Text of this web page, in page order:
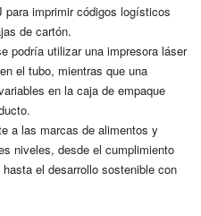
imprimir códigos logísticos
de cartón.
podría utilizar una impresora láser
el tubo, mientras que una
en la caja de empaque
a las marcas de alimentos y
niveles, desde el cumplimiento
el desarrollo sostenible con